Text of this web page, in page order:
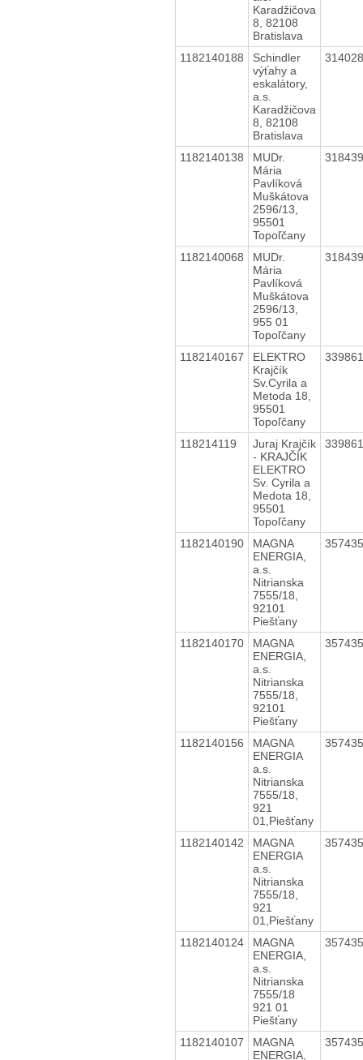
Karadžičova
8, 82108
Bratislava
1182140188
Schindler
výťahy a
eskalátory,
a.s.
Karadžičova
8, 82108
Bratislava
1182140138
MUDr.
Mária
Pavlíková
Muškátova
2596/13,
95501
Topoľčany
1182140068
MUDr.
Mária
Pavlíková
Muškátova
2596/13,
955 01
Topoľčany
1182140167
ELEKTRO
Krajčík
Sv.Cyrila a
Metoda 18,
95501
Topoľčany
118214119
Juraj Krajčík
- KRAJČÍK
ELEKTRO
Sv. Cyrila a
Medota 18,
95501
Topoľčany
1182140190
MAGNA
ENERGIA,
a.s.
Nitrianska
7555/18,
92101
Piešťany
1182140170
MAGNA
ENERGIA,
a.s.
Nitrianska
7555/18,
92101
Piešťany
1182140156
MAGNA
ENERGIA
a.s.
Nitrianska
7555/18,
921
01,Piešťany
1182140142
MAGNA
ENERGIA
a.s.
Nitrianska
7555/18,
921
01,Piešťany
1182140124
MAGNA
ENERGIA,
a.s.
Nitrianska
7555/18
921 01
Piešťany
1182140107
MAGNA
ENERGIA,